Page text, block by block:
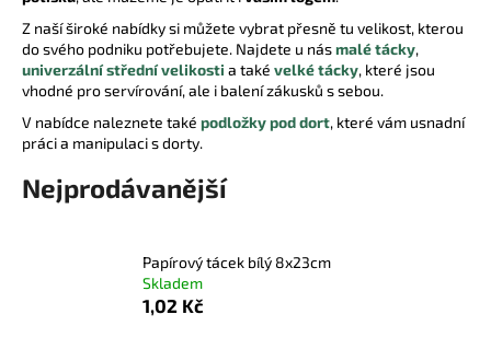
Z naší široké nabídky si můžete vybrat přesně tu velikost, kterou
do svého podniku potřebujete. Najdete u násmalé tácky,
univerzální střední velikosti a také velké tácky, které jsou
vhodné pro servírování, ale i balení zákusků s sebou.
V nabídce naleznete také podložky pod dort, které vám usnadní
práci a manipulaci s dorty.
Nejprodávanější
Papírový tácek bílý 8x23cm
Skladem
1,02 Kč
ř
e
b
u
j
e
t